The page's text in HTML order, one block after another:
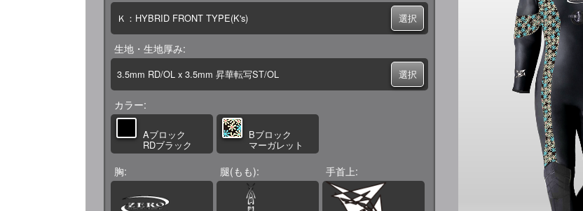
Ｋ：HYBRID FRONT TYPE(K's) 選択
生地・生地厚み
3.5mm RD/OL x 3.5mm 昇華転写ST/OL 選択
カラー
Aブロック
RDブラック
Bブロック
マーガレット
胸 腿(もも) 手首上